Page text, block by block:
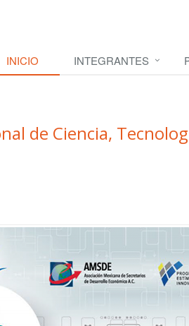
INICIO INTEGRANTES
de Ciencia,